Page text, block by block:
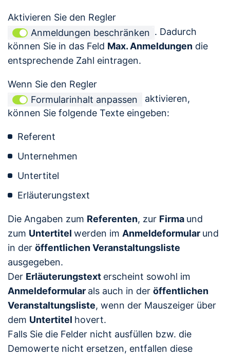
Aktivieren Sie den Regler
Anmeldungen beschränken . Dadurch
können Sie in das Feld Max. Anmeldungen die
entsprechende Zahl eintragen.
Wenn Sie den Regler
Formularinhalt anpassen
aktivieren,
können Sie folgende Texte eingeben:
Referent
Unternehmen
Untertitel
Erläuterungstext
Die Angaben zum Referenten, zur Firma und
zum Untertitel werden im Anmeldeformular und
in der öffentlichen Veranstaltungsliste
ausgegeben.
Der Erläuterungstext erscheint sowohl im
Anmeldeformular als auch in der öffentlichen
Veranstaltungsliste, wenn der Mauszeiger über
dem Untertitel hovert.
Falls Sie die Felder nicht ausfüllen bzw. die
Demowerte nicht ersetzen, entfallen diese